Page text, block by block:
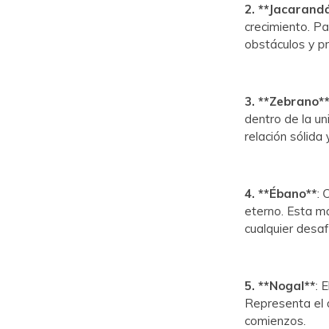
2.
crecimiento.
obstáculos y
3. **Zebrano**
dentro de la
relación sólida
4. **Ébano**:
eterno. Esta
cualquier
5. **Nogal**:
Representa el
comienzos.